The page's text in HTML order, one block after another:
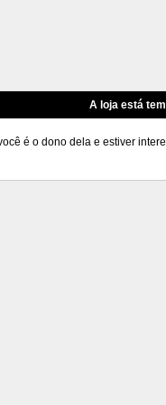
A loja está
é o dono dela e estiver